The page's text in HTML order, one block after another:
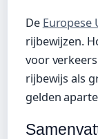
De Europese
rijbewijzen.
voor
rijbewijs als
gelden